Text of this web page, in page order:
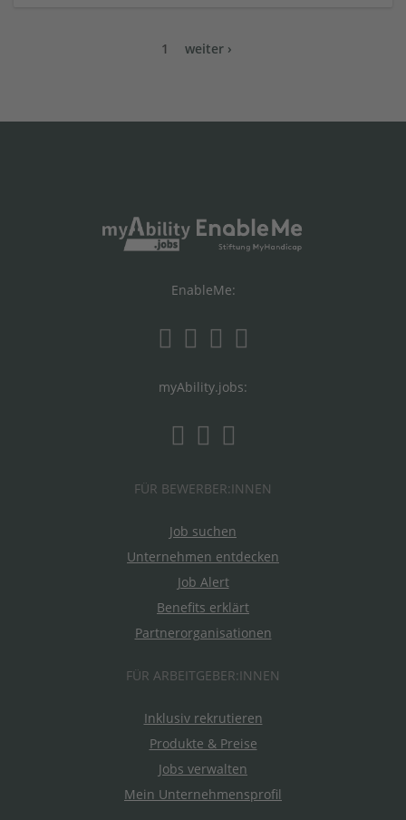
1 weiter ›
EnableMe:
myAbility.jobs:
FÜR BEWERBER:INNEN
Job suchen
Unternehmen entdecken
Job Alert
Benefits erklärt
Partnerorganisationen
FÜR ARBEITGEBER:INNEN
Inklusiv rekrutieren
Produkte & Preise
Jobs verwalten
Mein Unternehmensprofil